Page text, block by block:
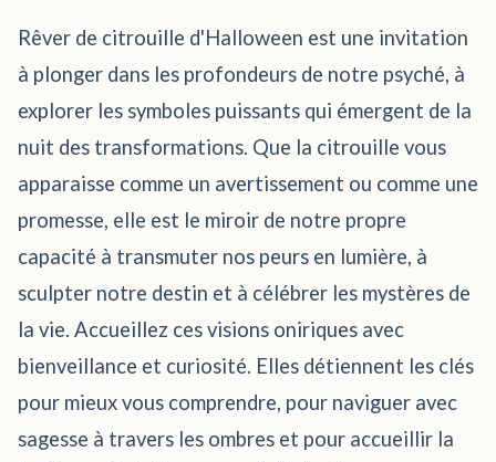
Rêver de citrouille d'Halloween est une invitation
à plonger dans les profondeurs de notre psyché, à
explorer les symboles puissants qui émergent de la
nuit des transformations. Que la citrouille vous
apparaisse comme un avertissement ou comme une
promesse, elle est le miroir de notre propre
capacité à transmuter nos peurs en lumière, à
sculpter notre destin et à célébrer les mystères de
la vie. Accueillez ces visions oniriques avec
bienveillance et curiosité. Elles détiennent les clés
pour mieux vous comprendre, pour naviguer avec
sagesse à travers les ombres et pour accueillir la